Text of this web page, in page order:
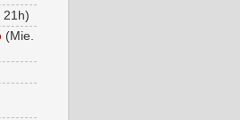
21h)
(Mie.